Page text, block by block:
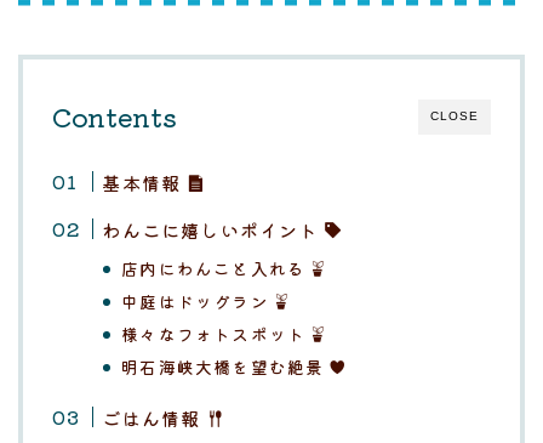
CLOSE
Contents
基本情報
わんこに嬉しいポイント
店内にわんこと入れる
中庭はドッグラン
様々なフォトスポット
明石海峡大橋を望む絶景
ごはん情報